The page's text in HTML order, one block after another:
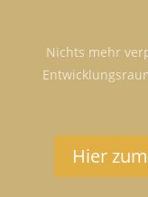
Nichts mehr
Hier